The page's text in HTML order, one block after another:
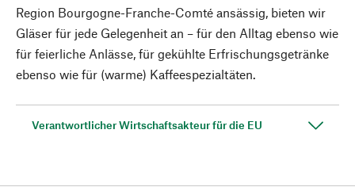
Region Bourgogne-Franche-Comté ansässig, bieten wir
Gläser für jede Gelegenheit an – für den Alltag ebenso wie
für feierliche Anlässe, für gekühlte Erfrischungsgetränke
ebenso wie für (warme) Kaffeespezialtäten.
Verantwortlicher Wirtschaftsakteur für die EU